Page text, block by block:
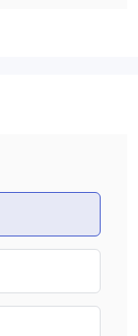
引發了關於該公司對
象的優勢。重視安全
監管、經營穩定且具
找替代選擇。